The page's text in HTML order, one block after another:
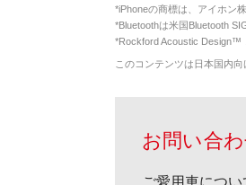
*iPhoneの商標は、アイホン
*Bluetoothは米国Bluetooth
*Rockford Acoustic Design™
このコンテンツは日本国内
お問い合
ご愛用車につ